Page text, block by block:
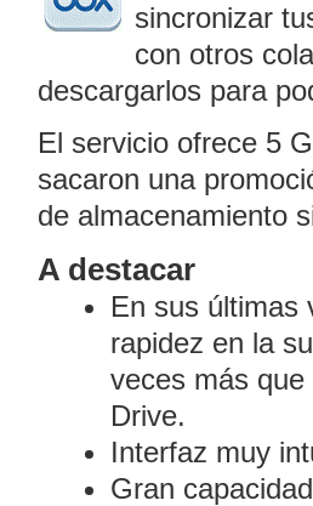
sincronizar
con otros
descargarlos para
El servicio ofrece 5
sacaron una
de almacenamiento
A destacar
En sus
rapidez en la
veces más
Drive.
Interfaz muy
Gran